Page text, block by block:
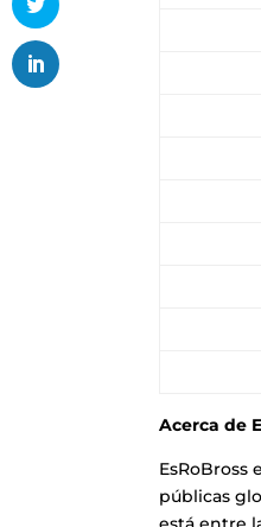
Acerca de
EsRoBross
públicas